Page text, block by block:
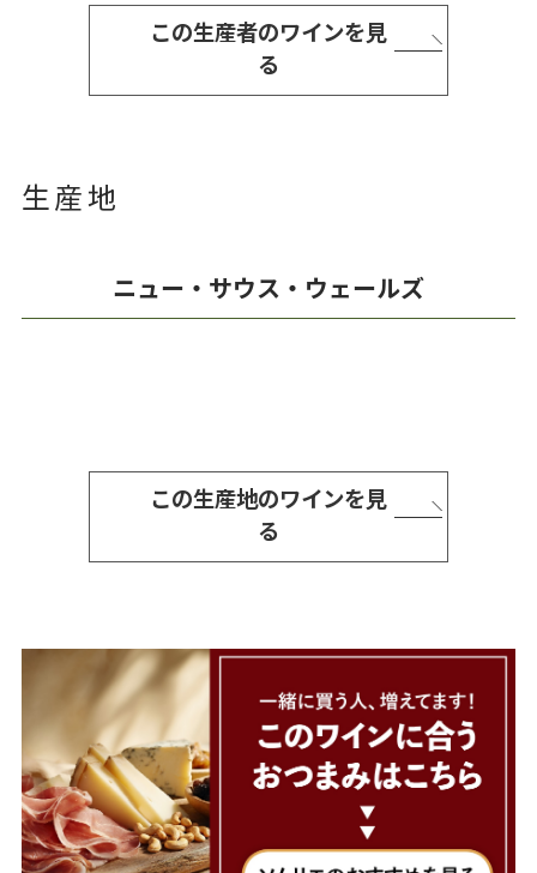
この生産者のワインを見
る
生産地
ニュー・サウス・ウェールズ
この生産地のワインを見
る